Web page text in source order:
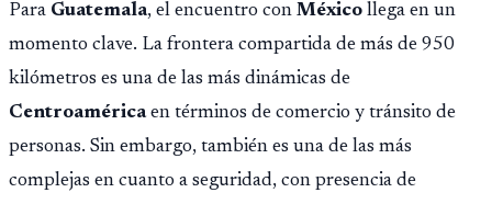
Para Guatemala, el encuentro con México llega en un
momento clave. La frontera compartida de más de 950
kilómetros es una de las más dinámicas de
Centroaméricaen términos de comercio y tránsito de
personas. Sin embargo, también es una de las más
complejas en cuanto a seguridad, con presencia de